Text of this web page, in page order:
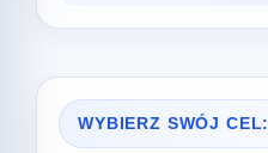
WYBIERZ SWÓJ CEL: